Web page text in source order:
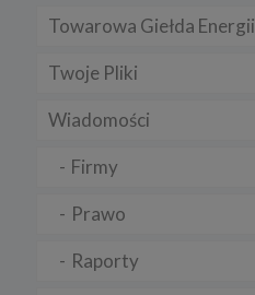
Towarowa Giełda Energii
Twoje Pliki
Wiadomości
Firmy
Prawo
Raporty